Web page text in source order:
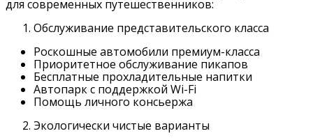
для современных путешественников:
Обслуживание представительского класса
Роскошные автомобили премиум-класса
Приоритетное обслуживание пикапов
Бесплатные прохладительные напитки
Автопарк с поддержкой Wi-Fi
Помощь личного консьержа
Экологически чистые варианты